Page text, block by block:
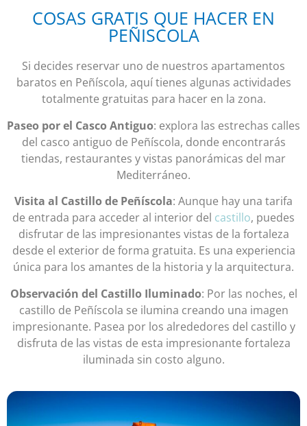
COSAS GRATIS QUE HACER EN
PEÑISCOLA
Si decides reservar uno de nuestros apartamentos
baratos en Peñíscola, aquí tienes algunas actividades
totalmente gratuitas para hacer en la zona.
Paseo por el Casco Antiguo: explora las estrechas calles
del casco antiguo de Peñíscola, donde encontrarás
tiendas, restaurantes y vistas panorámicas del mar
Mediterráneo.
Visita al Castillo de Peñíscola: Aunque hay una tarifa
de entrada para acceder al interior del castillo, puedes
disfrutar de las impresionantes vistas de la fortaleza
desde el exterior de forma gratuita. Es una experiencia
única para los amantes de la historia y la arquitectura.
Observación del Castillo Iluminado: Por las noches, el
castillo de Peñíscola se ilumina creando una imagen
impresionante. Pasea por los alrededores del castillo y
disfruta de las vistas de esta impresionante fortaleza
iluminada sin costo alguno.